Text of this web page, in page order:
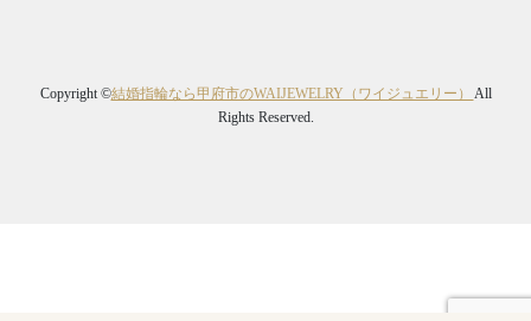
Copyright ©結婚指輪なら甲府市のWAIJEWELRY（ワイジュエリー） All
Rights Reserved.